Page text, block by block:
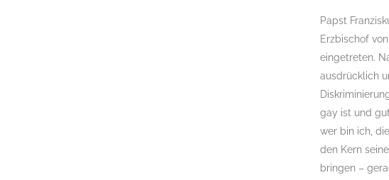
Papst
Erzbischof
eingetreten.
ausdrücklich
gay ist und
wer bin ich,
den Kern
bringen –